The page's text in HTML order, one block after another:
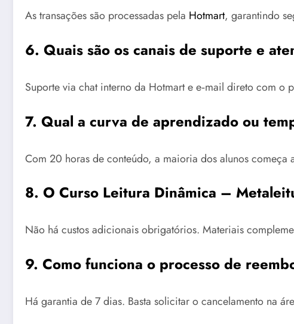
As transações são processadas pela Hotmart, garantindo
6. Quais são os canais de suporte e
Suporte via chat interno da Hotmart e e‑mail direto com o
7. Qual a curva de aprendizado ou
Com 20 horas de conteúdo, a maioria dos alunos começa
8. O Curso Leitura Dinâmica –
Não há custos adicionais obrigatórios. Materiais
9. Como funciona o processo de
Há garantia de 7 dias. Basta solicitar o cancelamento na